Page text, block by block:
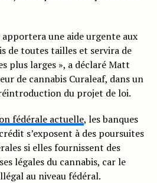
apportera une aide urgente aux
de toutes tailles et servira de
plus larges », a déclaré Matt
de cannabis Curaleaf, dans un
du projet de loi.
fédérale actuelle, les banques
s’exposent à des poursuites
si elles fournissent des
légales du cannabis, car le
au niveau fédéral.